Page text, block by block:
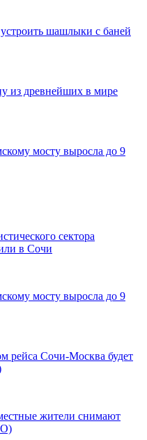
шашлыки с баней
из древнейших в мире
мосту выросла до 9
сектора
в Сочи
мосту выросла до 9
рейса Сочи-Москва будет
жители снимают